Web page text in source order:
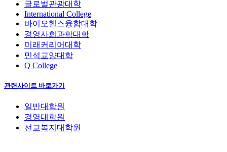
글로벌관광대학
International College
바이오헬스융합대학
경영사회과학대학
미래커리어대학
민석교양대학
Q College
관련사이트 바로가기
일반대학원
경영대학원
선교복지대학원